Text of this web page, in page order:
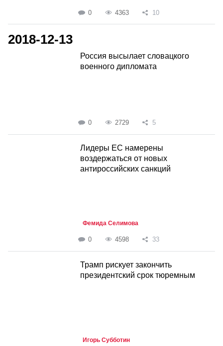
0 4363 10
2018-12-13
Россия высылает словацкого
военного дипломата
0 2729 5
Лидеры ЕС намерены
воздержаться от новых
антироссийских санкций
Фемида Селимова
0 4598 33
Трамп рискует закончить
президентский срок тюремным
Игорь Субботин